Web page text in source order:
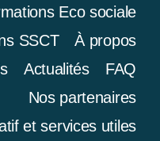
Eco sociale
SSCT
À propos
Actualités
FAQ
Nos partenaires
et services utiles